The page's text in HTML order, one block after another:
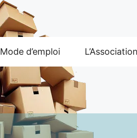
Mode d’emploi L’Association